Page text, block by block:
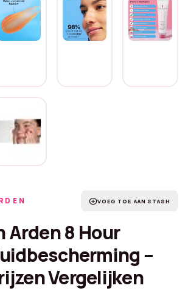
add_circleVOEG TOE AAN STASH
Arden 8 Hour
–
Vergelijken